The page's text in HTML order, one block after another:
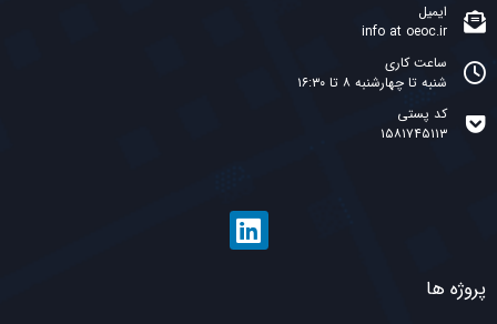
ایمیل
info at oeoc.ir
ساعت کاری
شنبه تا چهارشنبه ۸ تا ۱۶:۳۰
کد پستی
۱۵۸۱۷۴۵۱۱۳
پروژه ها